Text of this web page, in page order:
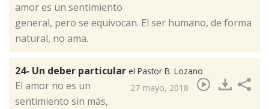
amor es un sentimiento
general, pero se equivocan. El ser humano, de forma
natural, no ama.
24- Un deber particular el Pastor B. Lozano
27 mayo, 2018
El amor no es un
sentimiento sin más,